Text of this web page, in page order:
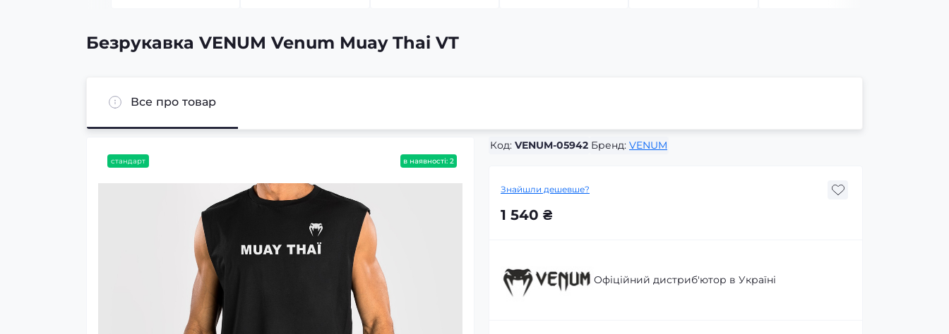
Безрукавка VENUM Venum Muay Thai VT
Все про товар
стандарт в наявності: 2
Код: VENUM-05942 Бренд: VENUM
Знайшли дешевше?
1 540 ₴
Офіційний дистриб'ютор в Україні